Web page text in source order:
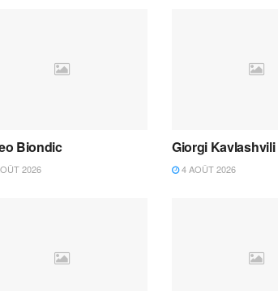
Biondic
2026
Giorgi Kavlashvili
4 AOÛT 2026